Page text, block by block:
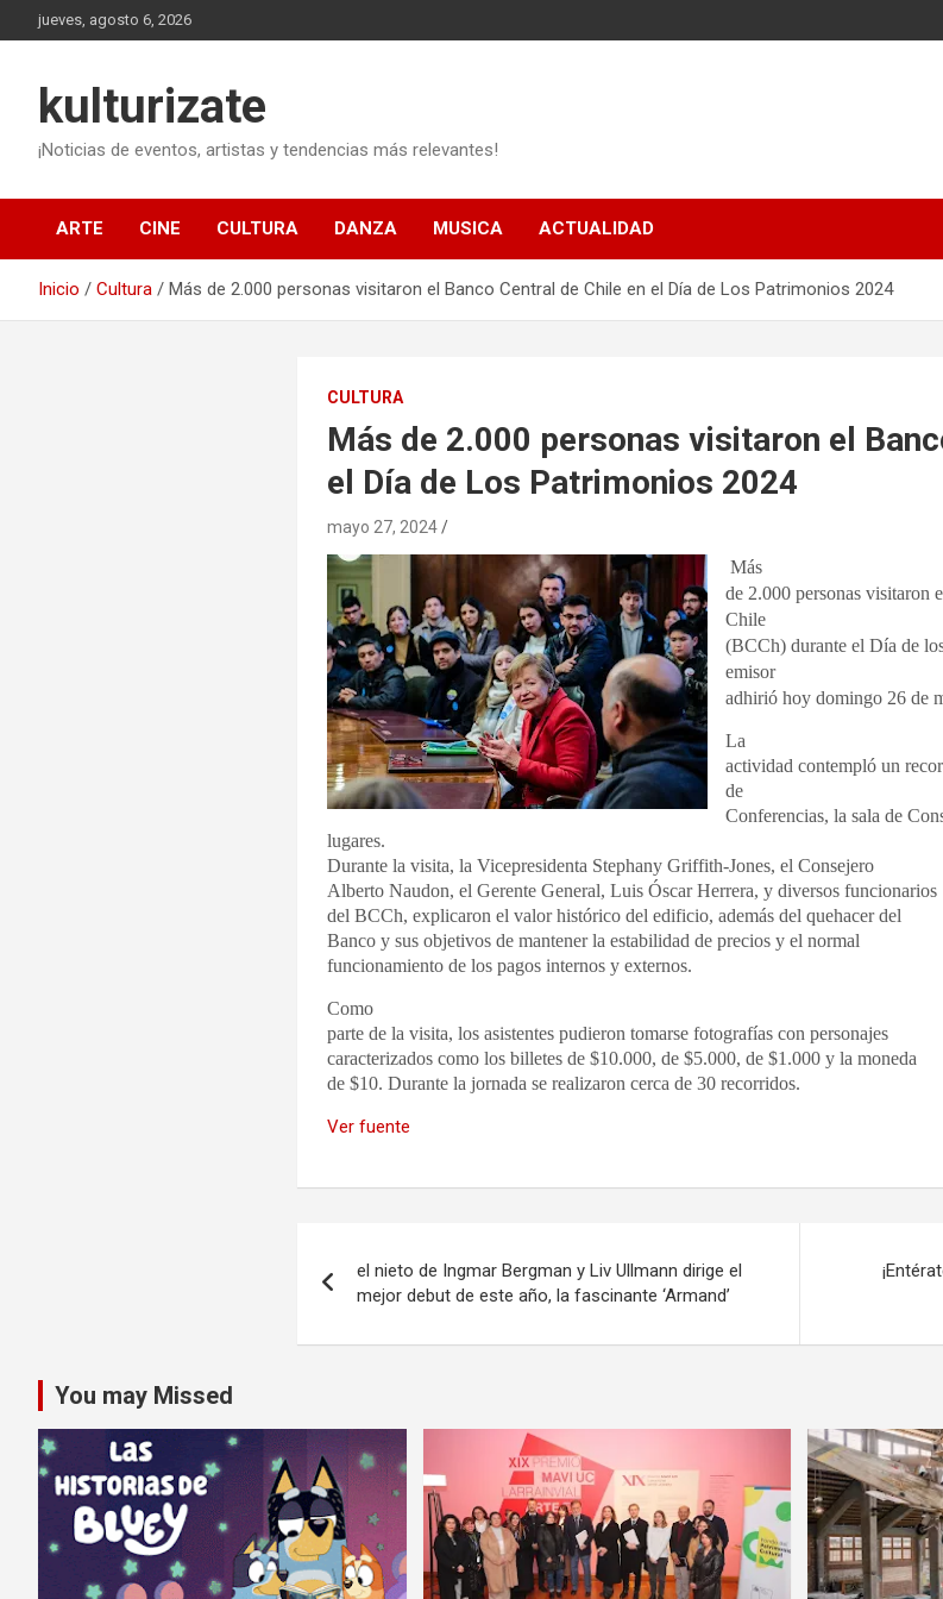
Saltar
al
jueves, agosto 6, 2026
kulturizate
¡Noticias de eventos, artistas y tendencias más relevantes!
ARTE CINE CULTURA DANZA MUSICA ACTUALIDAD
Inicio Cultura Más de 2.000 personas visitaron el Banco Central de Chile en el Día de Los Patrimonios 2024
CULTURA
Más de 2.000 personas visitaron el
el Día de Los Patrimonios 2024
mayo 27, 2024
Más
de 2.000 personas visitaron
Chile
(BCCh) durante el Día de
emisor
adhirió hoy domingo 26 de
La
actividad contempló un
de
Conferencias, la sala de
lugares.
Durante la visita, la Vicepresidenta Stephany Griffith-Jones, el Consejero
Alberto Naudon, el Gerente General, Luis Óscar Herrera, y diversos funcionarios
del BCCh, explicaron el valor histórico del edificio, además del quehacer del
Banco y sus objetivos de mantener la estabilidad de precios y el normal
funcionamiento de los pagos internos y externos.
Como
parte de la visita, los asistentes pudieron tomarse fotografías con personajes
caracterizados como los billetes de $10.000, de $5.000, de $1.000 y la moneda
de $10. Durante la jornada se realizaron cerca de 30 recorridos.
Ver fuente
de
entradas
el nieto de Ingmar Bergman y Liv Ullmann dirige el
mejor debut de este año, la fascinante ‘Armand’
You may Missed